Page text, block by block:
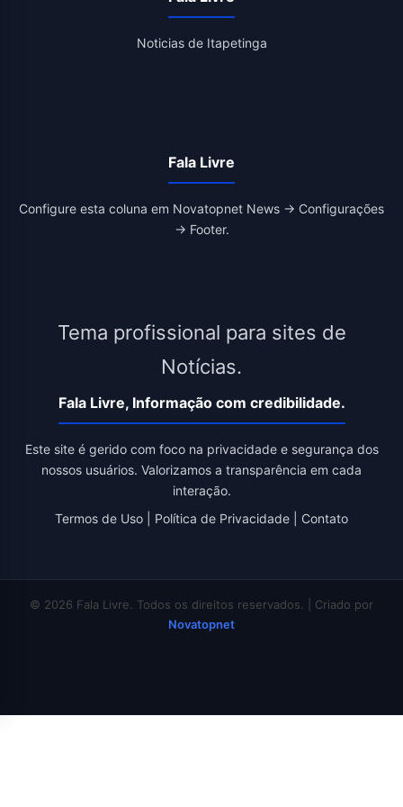
Noticias de Itapetinga
Fala Livre
Configure esta coluna em Novatopnet News → Configurações
→ Footer.
Tema profissional para sites de
Notícias.
Fala Livre, Informação com credibilidade.
Este site é gerido com foco na privacidade e segurança dos
nossos usuários. Valorizamos a transparência em cada
interação.
Termos de Uso
Política de Privacidade Contato
© 2026 Fala Livre. Todos os direitos reservados. | Criado por
Novatopnet